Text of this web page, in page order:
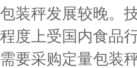
包装秤发展较晚。
程度上受国内食品
需要采购定量包装